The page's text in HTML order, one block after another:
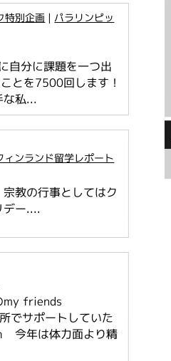
特別企画 | パラリンピッ
自分に課題を一つ出
とを7500回します！
な私...
ィンランド留学レポート
教の行事としてはク
ー....
my friends
でサポートしていた
今年は体力面より精